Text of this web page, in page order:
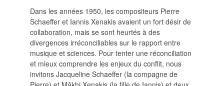
INFORMATIONS
MENTIONS LÉGALES,
CRÉDITS & CGU
NOUS CONTACTER
Dans les années 1950, les compositeurs Pierre
Schaeffer et Iannis Xenakis avaient un fort désir de
collaboration, mais se sont heurtés à des
divergences irréconciliables sur le rapport entre
musique et sciences. Pour tenter une réconciliation
et mieux comprendre les enjeux du conflit, nous
invitons Jacqueline Schaeffer (la compagne de